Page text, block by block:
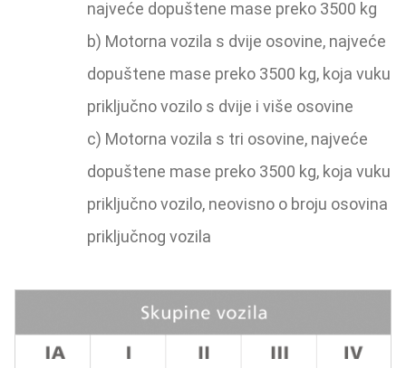
najveće dopuštene mase preko 3500 kg
b) Motorna vozila s dvije osovine, najveće
dopuštene mase preko 3500 kg, koja vuku
priključno vozilo s dvije i više osovine
c) Motorna vozila s tri osovine, najveće
dopuštene mase preko 3500 kg, koja vuku
priključno vozilo, neovisno o broju osovina
priključnog vozila